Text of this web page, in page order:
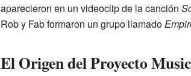
aparecieron en un videoclip de la canción
Rob y Fab formaron un grupo llamado
El Origen del Proyecto